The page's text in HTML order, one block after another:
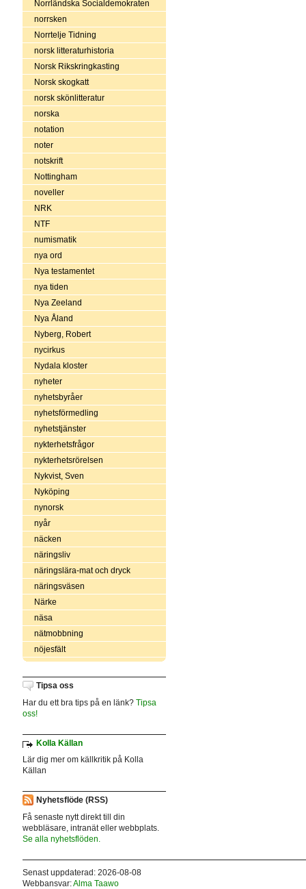
Norrländska Socialdemokraten
norrsken
Norrtelje Tidning
norsk litteraturhistoria
Norsk Rikskringkasting
Norsk skogkatt
norsk skönlitteratur
norska
notation
noter
notskrift
Nottingham
noveller
NRK
NTF
numismatik
nya ord
Nya testamentet
nya tiden
Nya Zeeland
Nya Åland
Nyberg, Robert
nycirkus
Nydala kloster
nyheter
nyhetsbyråer
nyhetsförmedling
nyhetstjänster
nykterhetsfrågor
nykterhetsrörelsen
Nykvist, Sven
Nyköping
nynorsk
nyår
näcken
näringsliv
näringslära-mat och dryck
näringsväsen
Närke
näsa
nätmobbning
nöjesfält
Tipsa oss
Har du ett bra tips på en länk? Tipsa
oss!
Kolla Källan
Lär dig mer om källkritik på Kolla
Källan
Nyhetsflöde (RSS)
Få senaste nytt direkt till din
webbläsare, intranät eller webbplats.
Se alla nyhetsflöden.
Senast uppdaterad: 2026-08-08
Webbansvar:Alma Taawo